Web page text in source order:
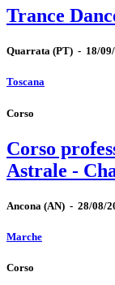
Trance
Quarrata (PT) - 18/
Toscana
Corso
Corso
Astrale -
Ancona (AN) - 28/08/
Marche
Corso